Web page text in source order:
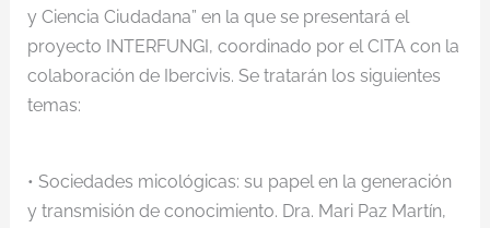
y Ciencia Ciudadana” en la que se presentará el
proyecto INTERFUNGI, coordinado por el CITA con la
colaboración de Ibercivis. Se tratarán los siguientes
temas:
• Sociedades micológicas: su papel en la generación
y transmisión de conocimiento. Dra. Mari Paz Martín,